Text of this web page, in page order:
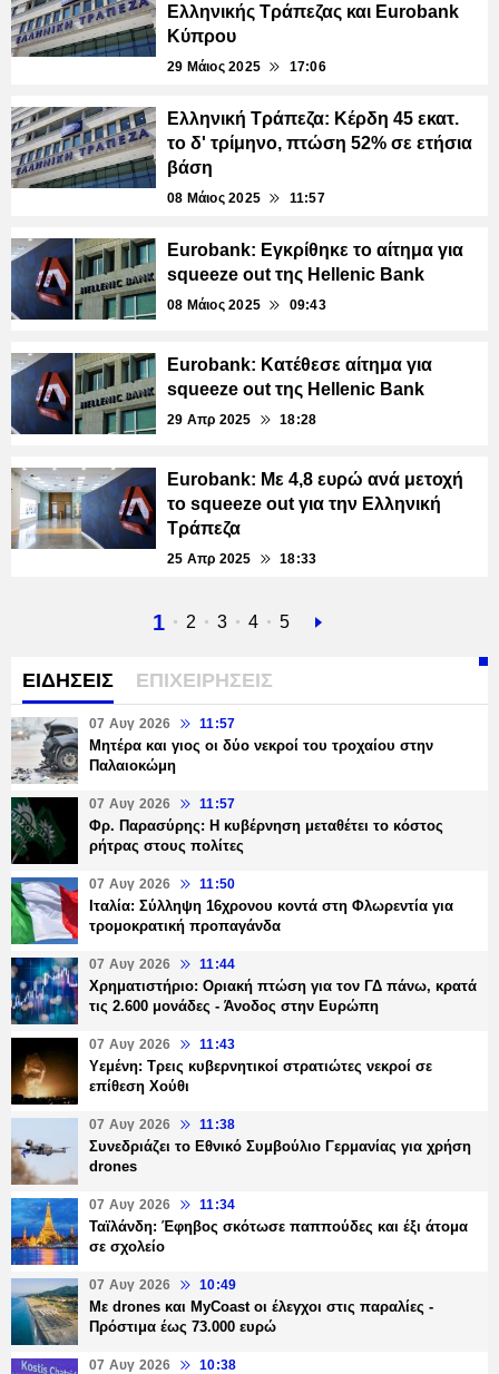
Ελληνικής Τράπεζας και Eurobank
Κύπρου
29 Μάιος 2025 17:06
Ελληνική Τράπεζα: Κέρδη 45 εκατ.
το δ' τρίμηνο, πτώση 52% σε ετήσια
βάση
08 Μάιος 2025 11:57
Eurobank: Εγκρίθηκε το αίτημα για
squeeze out της Hellenic Bank
08 Μάιος 2025 09:43
Eurobank: Κατέθεσε αίτημα για
squeeze out της Hellenic Bank
29 Απρ 2025 18:28
Eurobank: Με 4,8 ευρώ ανά μετοχή
το squeeze out για την Ελληνική
Τράπεζα
25 Απρ 2025 18:33
Τρέχουσα
1 Σελίδα
2 Σελίδα
3 Σελίδα
4 Σελίδα
5
Next
ΕΙΔΗΣΕΙΣ ΕΠΙΧΕΙΡΗΣΕΙΣ
07 Αυγ 2026 11:57
Μητέρα και γιος οι δύο νεκροί του τροχαίου στην
Παλαιοκώμη
07 Αυγ 2026 11:57
Φρ. Παρασύρης: Η κυβέρνηση μεταθέτει το κόστος
ρήτρας στους πολίτες
07 Αυγ 2026 11:50
Ιταλία: Σύλληψη 16χρονου κοντά στη Φλωρεντία για
τρομοκρατική προπαγάνδα
07 Αυγ 2026 11:44
Χρηματιστήριο: Οριακή πτώση για τον ΓΔ πάνω, κρατά
τις 2.600 μονάδες - Άνοδος στην Ευρώπη
07 Αυγ 2026 11:43
Υεμένη: Τρεις κυβερνητικοί στρατιώτες νεκροί σε
επίθεση Χούθι
07 Αυγ 2026 11:38
Συνεδριάζει το Εθνικό Συμβούλιο Γερμανίας για χρήση
drones
07 Αυγ 2026 11:34
Ταϊλάνδη: Έφηβος σκότωσε παππούδες και έξι άτομα
σε σχολείο
07 Αυγ 2026 10:49
Με drones και MyCoast οι έλεγχοι στις παραλίες -
Πρόστιμα έως 73.000 ευρώ
07 Αυγ 2026 10:38